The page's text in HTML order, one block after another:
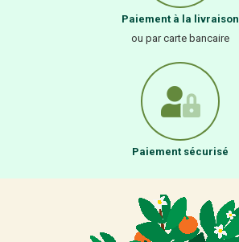
Paiement à la livraison
ou par carte bancaire
Paiement sécurisé